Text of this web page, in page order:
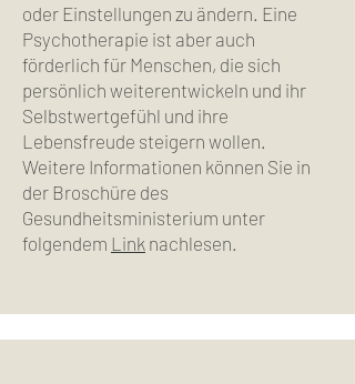
oder Einstellungen zu ändern. Eine
Psychotherapie ist aber auch
förderlich für Menschen, die sich
persönlich weiterentwickeln und ihr
Selbstwertgefühl und ihre
Lebensfreude steigern wollen.
Weitere Informationen können Sie in
der Broschüre des
Gesundheitsministerium unter
folgendem Link nachlesen.